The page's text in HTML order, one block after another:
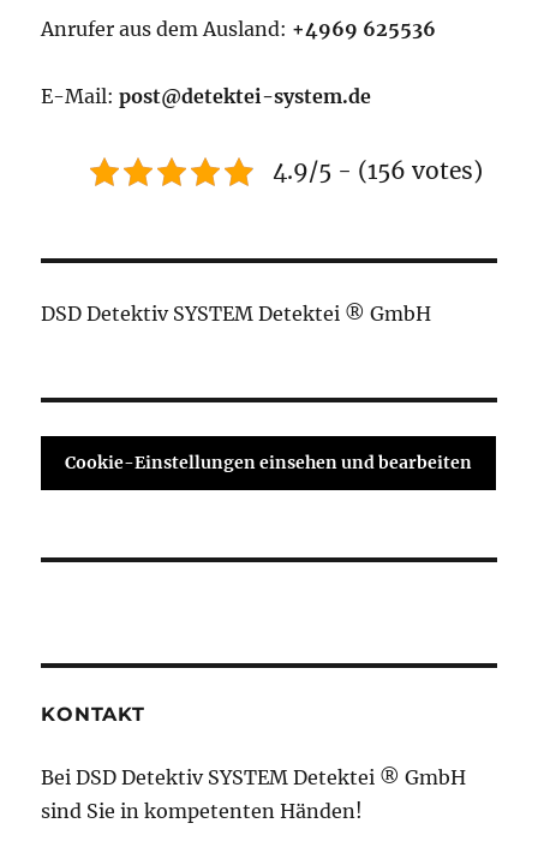
Anrufer aus dem Ausland: +4969 625536
E-Mail:post@detektei-system.de
4.9/5 - (156 votes)
DSD Detektiv SYSTEM Detektei ® GmbH
Cookie-Einstellungen einsehen und bearbeiten
KONTAKT
Bei DSD Detektiv SYSTEM Detektei ® GmbH
sind Sie in kompetenten Händen!